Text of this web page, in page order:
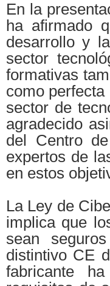
En la
ha afirmado
desarrollo y
sector
formativas
como
sector de
agradecido
del Centro
expertos de
en estos
La Ley de
implica que
sean
distintivo CE
fabricante